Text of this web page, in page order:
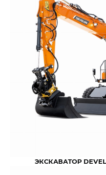
ЭКСКАВАТОР